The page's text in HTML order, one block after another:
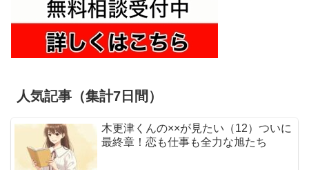
人気記事（集計7日間）
木更津くんの××が見たい（12）ついに
最終章！恋も仕事も全力な旭たち